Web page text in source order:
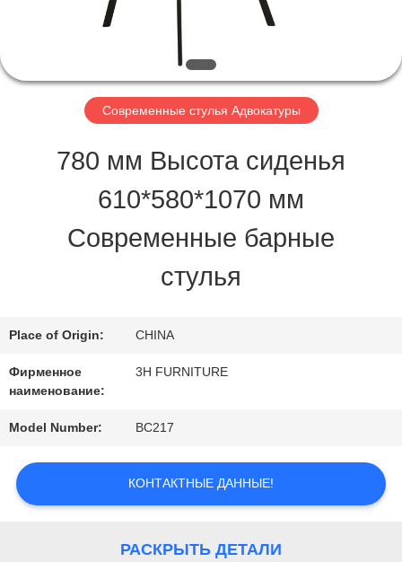
ПРОВЕРКА
КАЧЕСТВА
СПРОСИТЕ
КАРТА
САЙТА
POLICY
Современные стулья Адвокатуры
780 мм Высота сиденья
610*580*1070 мм
Современные барные
стулья
Place of Origin: CHINA
Фирменное
наименование:
3H FURNITURE
Model Number: BC217
КОНТАКТНЫЕ ДАННЫЕ!
РАСКРЫТЬ ДЕТАЛИ